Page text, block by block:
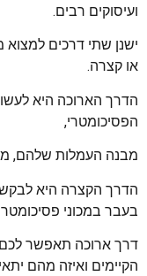
ועיסוקים רבים.
ישנן שתי דרכים
או קצרה.
הדרך הארוכה היא
הפסיכומטרי,
מבנה העמלות שלהם,
הדרך הקצרה היא
בעבר במכוני
דרך ארוכה תאפשר לכם
הקיימים ואיזה מהם